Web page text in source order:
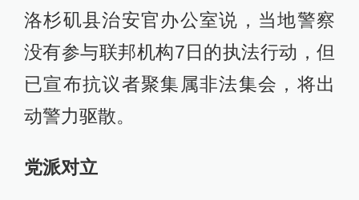
执法人员在加州遭袭，美政府部署2000名国
民警卫队队员
查看详情
洛杉矶县治安官办公室说，当地警察
没有参与联邦机构7日的执法行动，但
已宣布抗议者聚集属非法集会，将出
动警力驱散。
党派对立